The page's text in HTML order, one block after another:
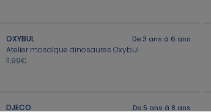
OXYBUL De 3 ans à 6 ans
Atelier mosaïque dinosaures Oxybul
11,99€
DJECO De 5 ans à 8 ans